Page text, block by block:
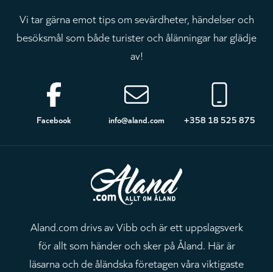
Vi tar gärna emot tips om sevärdheter, händelser och
besöksmål som både turister och ålänningar har glädje
av!
Sidfot
Facebook info@aland.com +358 18 525 875
Aland.com drivs av Vibb och är ett uppslagsverk
för allt som händer och sker på Åland. Här är
läsarna och de åländska företagen våra viktigaste